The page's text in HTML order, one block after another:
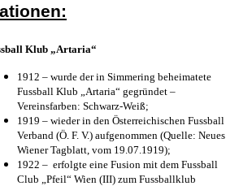
Klub „Artaria“
1912 – wurde der in Simmering beheimatete
Fussball Klub „Artaria“ gegründet –
Vereinsfarben: Schwarz-Weiß;
1919 – wieder in den Österreichischen Fussball
Verband (Ö. F. V.) aufgenommen (Quelle: Neues
Wiener Tagblatt, vom 19.07.1919);
1922 – erfolgte eine Fusion mit dem Fussball
Club „Pfeil“ Wien (III) zum Fussballklub